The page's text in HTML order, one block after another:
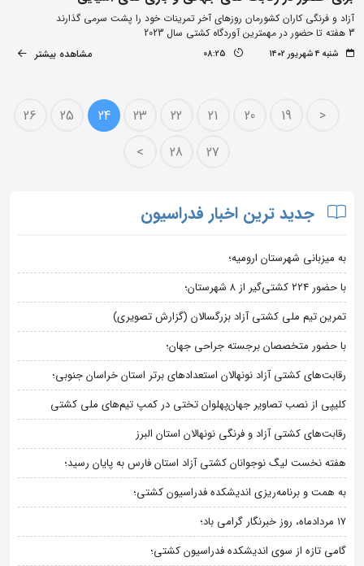
آزاد و فرنگی کاران کشورمان روزهای آخر تمرینات خود را پشت سرمی گذارند
3 هفته تا حضور در مهمترین آوردگاه کشتی سال 2023
شنبه ۴ شهریور ۱۴۰۲ 08:25 مشاهده بیشتر
<
19
20
21
22
23
24
25
26
27
28
>
جدید ترین اخبار فدراسیون
به میزبانی شهرستان ارومیه؛
با حضور ۲۲۴ کشتی‌گیر از ۸ شهرستان؛
تمرین تیم ملی کشتی آزاد بزرگسالان (گزارش تصویری)
با حضور متخصصان برجسته جراحی جهان؛
رقابت‌های کشتی آزاد نونهالان استعدادهای برتر استان خراسان جنوبی؛
کلیپی از نصب تصاویر جهان‌پهلوان تختی در کمپ تیم‌های ملی کشتی
رقابت‌های کشتی آزاد و فرنگی نونهالان استان البرز
هفته نخست لیگ نوجوانان کشتی آزاد استان فارس به پایان رسید؛
به همت و برنامه‌ریزی اندیشکده فدراسیون کشتی؛
۱۷ مردادماه، روز خبرنگار گرامی باد؛
گامی تازه از سوی اندیشکده فدراسیون کشتی؛